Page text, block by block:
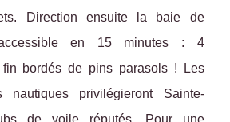
Direction ensuite la baie de
accessible en 15 minutes : 4
bordés de pins parasols ! Les
nautiques privilégieront Sainte-
de voile réputés. Pour une